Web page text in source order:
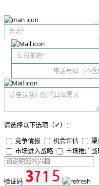
请选择以下选项（✔）：
竞争情报
机会评估 渠
市场进入战略
市场推广战
验证码